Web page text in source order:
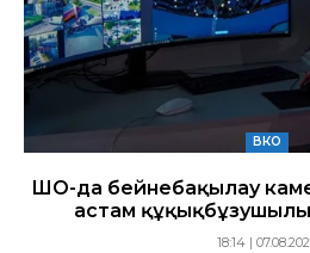
ВКО
ШҚО-да бейнебақылау
астам
18:14 |